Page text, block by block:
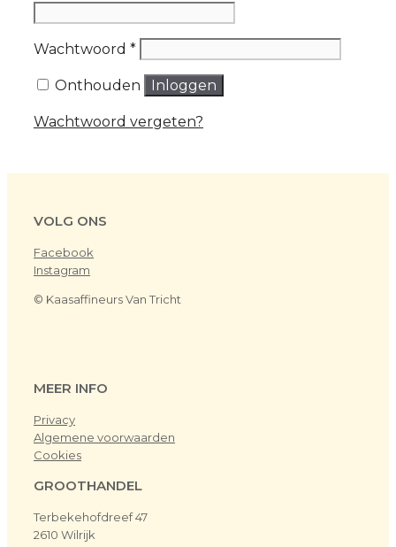
Wachtwoord *Vereist
Onthouden Inloggen
Wachtwoord vergeten?
VOLG ONS
Facebook
Instagram
© Kaasaffineurs Van Tricht
MEER INFO
Privacy
Algemene voorwaarden
Cookies
GROOTHANDEL
Terbekehofdreef 47
2610 Wilrijk